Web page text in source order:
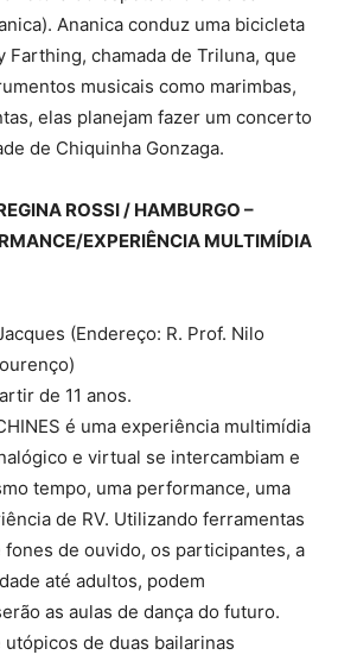
Ananica conduz uma bicicleta
Farthing, chamada de Triluna, que
musicais como marimbas,
elas planejam fazer um concerto
de Chiquinha Gonzaga.
ROSSI / HAMBURGO –
EXPERIÊNCIA MULTIMÍDIA
(Endereço: R. Prof. Nilo
de 11 anos.
é uma experiência multimídia
e virtual se intercambiam e
tempo, uma performance, uma
de RV. Utilizando ferramentas
fones de ouvido, os participantes, a
até adultos, podem
as aulas de dança do futuro.
utópicos de duas bailarinas